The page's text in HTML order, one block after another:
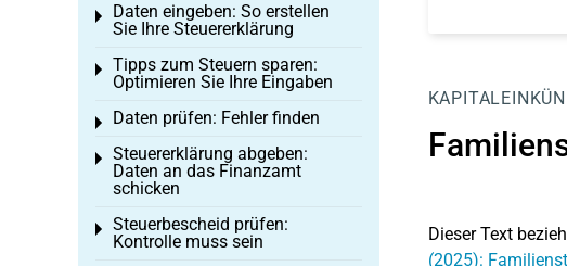
Dieser Text
(2025):
Daten eingeben: So erstellen
Sie Ihre Steuererklärung
Toggle menu
Tipps zum Steuern sparen:
Optimieren Sie Ihre Eingaben
Toggle menu
Daten prüfen: Fehler finden
Toggle menu
Steuererklärung abgeben:
Daten an das Finanzamt
schicken
Toggle menu
Steuerbescheid prüfen:
Kontrolle muss sein
Toggle menu